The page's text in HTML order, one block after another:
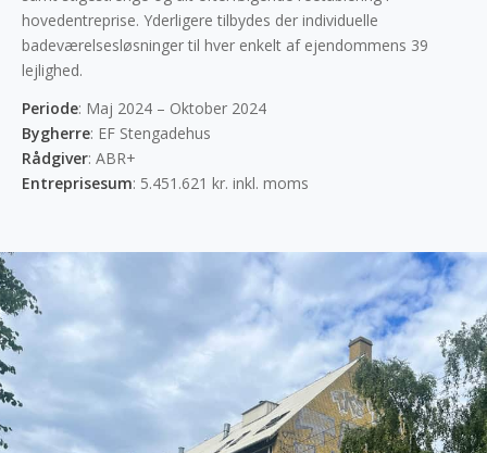
hovedentreprise. Yderligere tilbydes der individuelle
badeværelsesløsninger til hver enkelt af ejendommens 39
lejlighed.
Periode: Maj 2024 – Oktober 2024
Bygherre: EF Stengadehus
Rådgiver: ABR+
Entreprisesum: 5.451.621 kr. inkl. moms